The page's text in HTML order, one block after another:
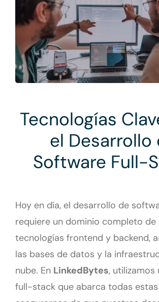
Tecnologías
el Desarrollo
Software Full-
Hoy en día, el desarrollo de
requiere un dominio completo de
tecnologías frontend y backend,
las bases de datos y la
nube. En LinkedBytes, utilizamos
full-stack que abarca todas